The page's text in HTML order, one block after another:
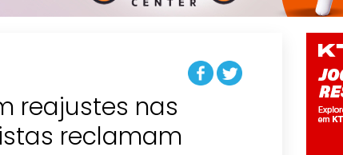
reajustes nas
reclamam